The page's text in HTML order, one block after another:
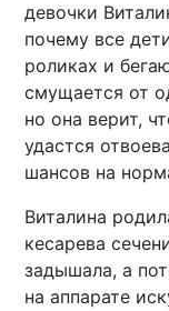
девочки
почему все
роликах и
смущается от
но она верит,
удастся
шансов на
Виталина
кесарева
задышала, а
на аппарате